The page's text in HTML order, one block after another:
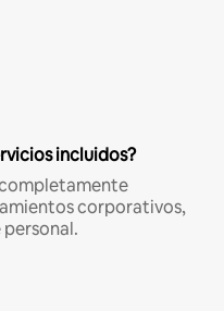
incluidos?
corporativos,